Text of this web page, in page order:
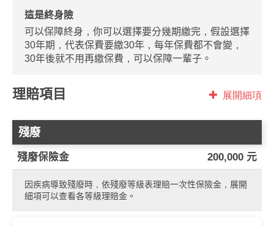
這是終身險
可以保障終身，你可以選擇要分幾期繳完，假設選擇
30年期，代表保費要繳30年，每年保費都不會變，
30年後就不用再繳保費，可以保障一輩子。
理賠項目 展開細項
殘廢
殘廢保險金 200,000 元
因疾病導致殘廢時，依殘廢等級表理賠一次性保險金，展開
細項可以查看各等級理賠金。